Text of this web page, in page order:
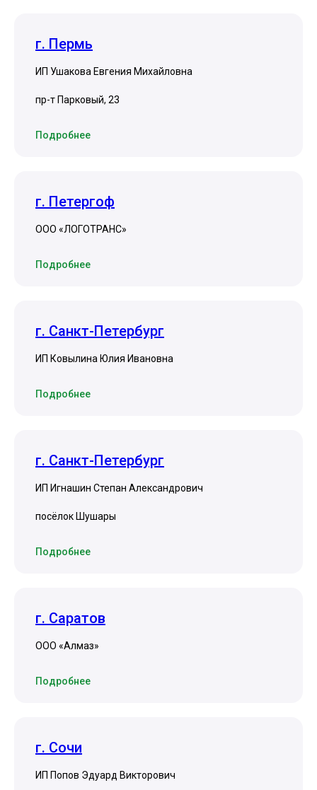
г. Пермь
ИП Ушакова Евгения Михайловна
пр-т Парковый, 23
Подробнее
г. Петергоф
ООО «ЛОГОТРАНС»
Подробнее
г. Санкт-Петербург
ИП Ковылина Юлия Ивановна
Подробнее
г. Санкт-Петербург
ИП Игнашин Степан Александрович
посёлок Шушары
Подробнее
г. Саратов
ООО «Алмаз»
Подробнее
г. Сочи
ИП Попов Эдуард Викторович